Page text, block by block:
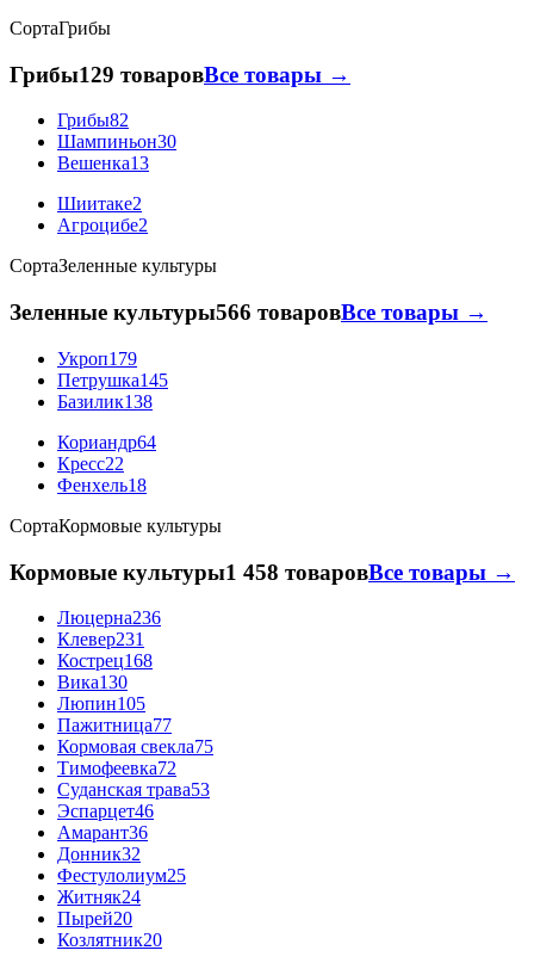
СортаГрибы
Грибы129 товаровВсе товары →
Грибы82
Шампиньон30
Вешенка13
Шиитаке2
Агроцибе2
СортаЗеленные культуры
Зеленные культуры566 товаровВсе товары →
Укроп179
Петрушка145
Базилик138
Кориандр64
Кресс22
Фенхель18
СортаКормовые культуры
Кормовые культуры1 458 товаровВсе товары →
Люцерна236
Клевер231
Кострец168
Вика130
Люпин105
Пажитница77
Кормовая свекла75
Тимофеевка72
Суданская трава53
Эспарцет46
Амарант36
Донник32
Фестулолиум25
Житняк24
Пырей20
Козлятник20